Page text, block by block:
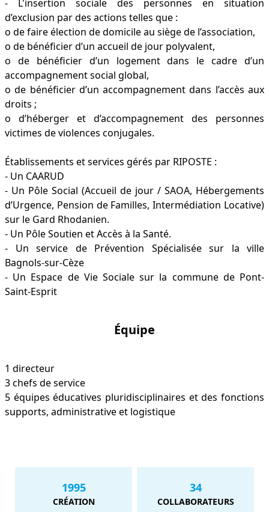
- L'insertion sociale des personnes en situation
d’exclusion par des actions telles que :
o de faire élection de domicile au siège de l’association,
o de bénéficier d’un accueil de jour polyvalent,
o de bénéficier d’un logement dans le cadre d’un
accompagnement social global,
o de bénéficier d’un accompagnement dans l’accès aux
droits ;
o d’héberger et d’accompagnement des personnes
victimes de violences conjugales.
Établissements et services gérés par RIPOSTE :
- Un CAARUD
- Un Pôle Social (Accueil de jour / SAOA, Hébergements
d’Urgence, Pension de Familles, Intermédiation Locative)
sur le Gard Rhodanien.
- Un Pôle Soutien et Accès à la Santé.
- Un service de Prévention Spécialisée sur la ville
Bagnols-sur-Cèze
- Un Espace de Vie Sociale sur la commune de Pont-
Saint-Esprit
Équipe
1 directeur
3 chefs de service
5 équipes éducatives pluridisciplinaires et des fonctions
supports, administrative et logistique
1995
CRÉATION
34
COLLABORATEURS